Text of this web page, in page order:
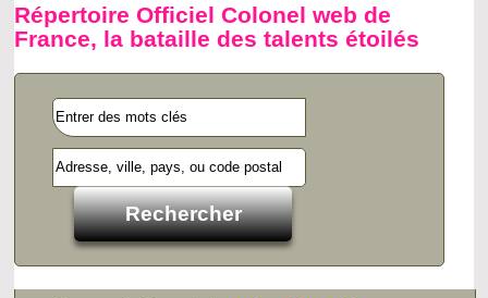
Répertoire Officiel Colonel web de
France, la bataille des talents étoilés